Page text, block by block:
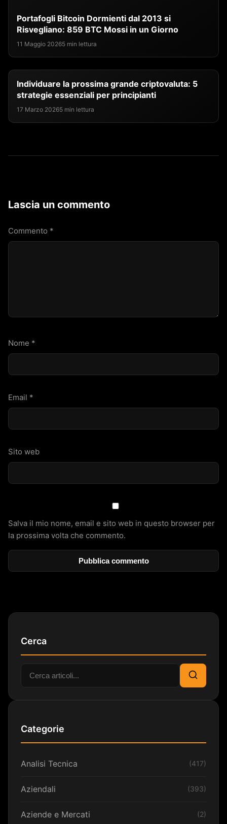
Portafogli Bitcoin Dormienti dal 2013 si
Risvegliano: 859 BTC Mossi in un Giorno
11 Maggio 20265 min lettura
Individuare la prossima grande criptovaluta: 5
strategie essenziali per principianti
17 Marzo 20265 min lettura
Lascia un commento
Commento *
Nome *
Email *
Sito web
Salva il mio nome, email e sito web in questo browser per
la prossima volta che commento.
Cerca
Cerca:
Cerca
Categorie
Analisi Tecnica (417)
Aziendali (393)
Aziende e Mercati (2)